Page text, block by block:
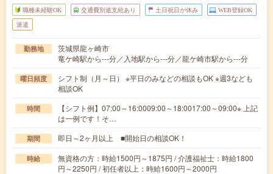
職種未経験OK 交通費別途支給あり 土日祝日が休み WEB登録OK
派遣
勤務地
茨城県龍ヶ崎市
竜ケ崎駅から---分／入地駅から---分／龍ケ崎市駅から---分
曜日頻度
シフト制（月～日） ※平日のみなどの相談もOK ※週3なども
相談OK
時間
【シフト例】07:00～16:0009:00～18:0017:00～09:00※ 上記
は一例です！そ…
期間 即日～2ヶ月以上 ■開始日の相談OK！
時給
無資格の方：時給1500円～1875円 / 介護福祉士：時給1800
円～2250円 / 初任者以上：時給1600円～2000円